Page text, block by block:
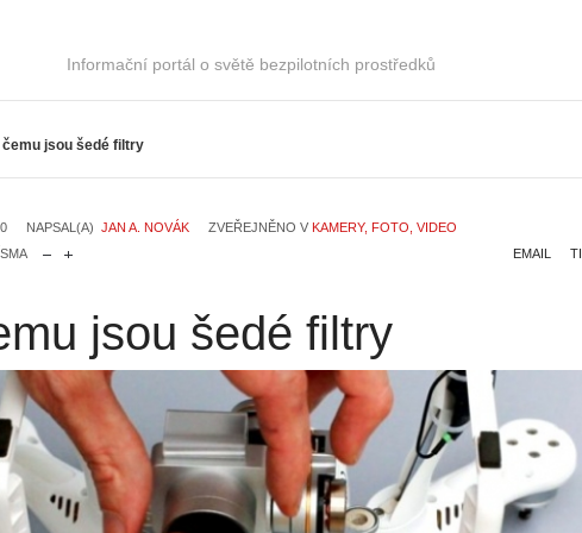
Informační portál o světě bezpilotních prostředků
čemu jsou šedé filtry
NAPSAL(A) JAN A. NOVÁK ZVEŘEJNĚNO V KAMERY, FOTO, VIDEO
EMAIL
jsou šedé filtry